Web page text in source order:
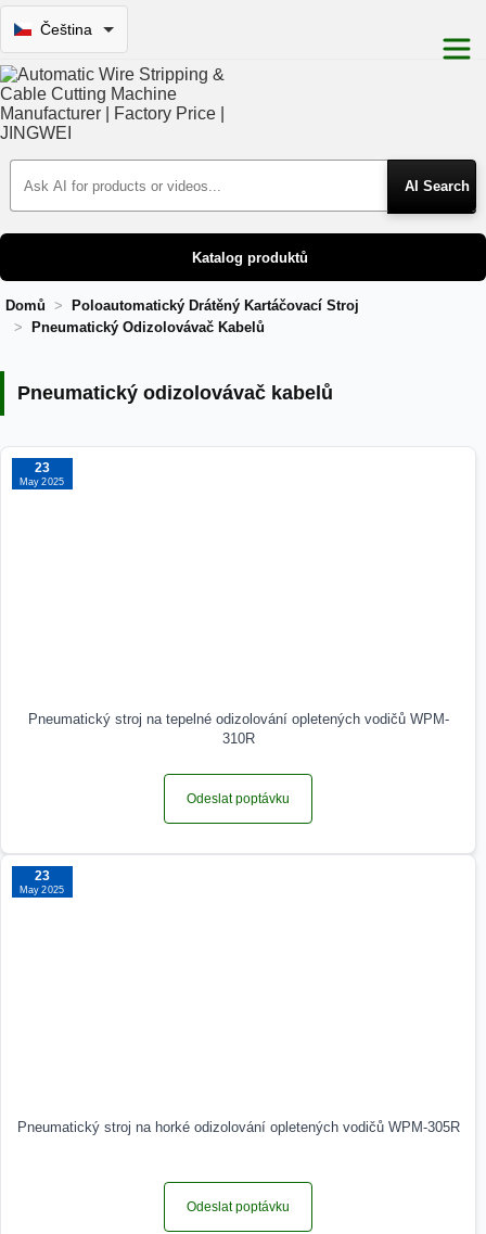
Čeština
Search Products
Katalog produktů
Domů
Poloautomatický Drátěný Kartáčovací Stroj
Pneumatický Odizolovávač Kabelů
Pneumatický odizolovávač kabelů
23
May 2025
Pneumatický stroj na tepelné odizolování opletených vodičů WPM-
310R
Odeslat poptávku
23
May 2025
Pneumatický stroj na horké odizolování opletených vodičů WPM-305R
Odeslat poptávku